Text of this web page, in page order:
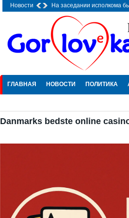
Новости На заседании исполкома
ГЛАВНАЯ НОВОСТИ ПОЛИТИКА
Danmarks bedste online